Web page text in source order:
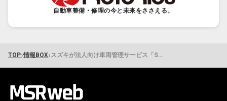
自動車整備・修理の今と未来をささえる。
TOP›情報BOX› スズキが法人向け車両管理サービス「SUZUKI FLEET Right」を7月1日開始 法令対応4機能に絞り込み導入費用を抑えた新プラン